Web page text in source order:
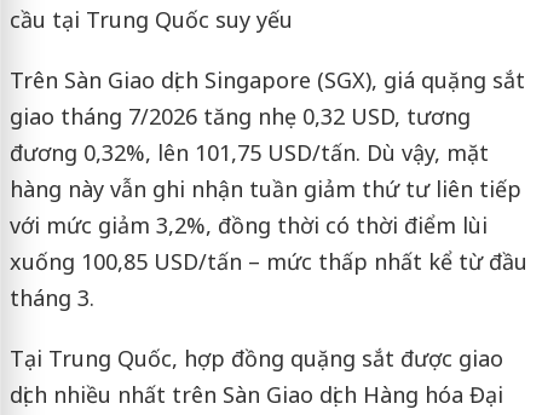
cầu tại Trung Quốc suy yếu
Trên Sàn Giao dịch Singapore (SGX), giá quặng sắt
giao tháng 7/2026 tăng nhẹ 0,32 USD, tương
đương 0,32%, lên 101,75 USD/tấn. Dù vậy, mặt
hàng này vẫn ghi nhận tuần giảm thứ tư liên tiếp
với mức giảm 3,2%, đồng thời có thời điểm lùi
xuống 100,85 USD/tấn – mức thấp nhất kể từ đầu
tháng 3.
Tại Trung Quốc, hợp đồng quặng sắt được giao
dịch nhiều nhất trên Sàn Giao dịch Hàng hóa Đại